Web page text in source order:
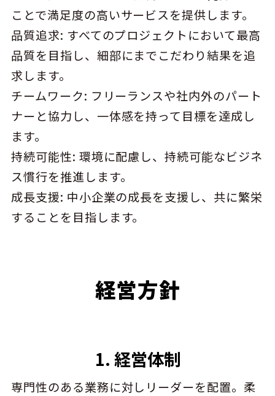
ことで満足度の高いサービスを提供します。
品質追求: すべてのプロジェクトにおいて最高
品質を目指し、細部にまでこだわり結果を追
求します。
チームワーク: フリーランスや社内外のパート
ナーと協力し、一体感を持って目標を達成し
ます。
持続可能性: 環境に配慮し、持続可能なビジネ
ス慣行を推進します。
成長支援: 中小企業の成長を支援し、共に繁栄
することを目指します。
経営方針
1. 経営体制
専門性のある業務に対しリーダーを配置。柔